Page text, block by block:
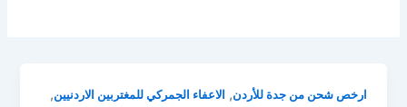
ارخص شحن من جدة للأردن, الاعفاء الجمركي للمغتربين الاردنيين,